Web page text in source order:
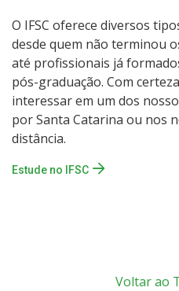
O IFSC oferece diversos
desde quem não terminou
até profissionais já
pós-graduação. Com
interessar em um dos
por Santa Catarina ou nos
distância.
Estude no IFSC
Voltar ao